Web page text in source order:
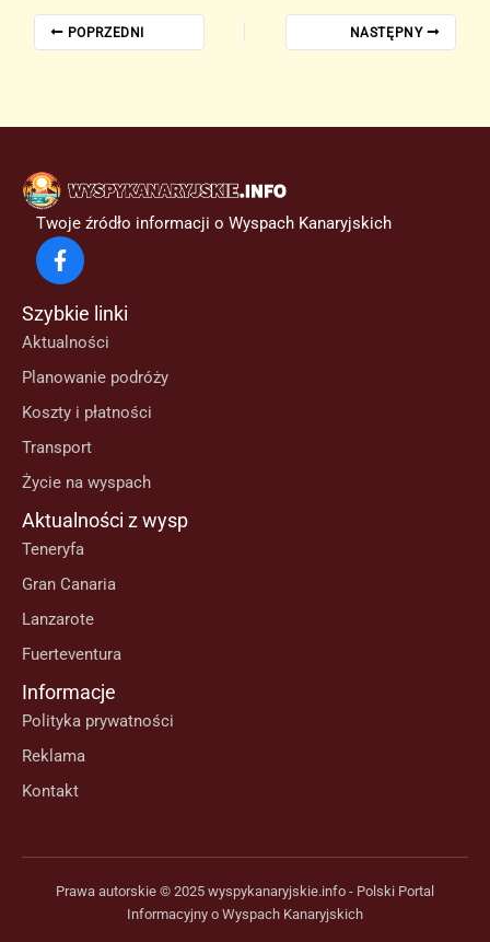
POPRZEDNI NASTĘPNY
Twoje źródło informacji o Wyspach Kanaryjskich
Szybkie linki
Aktualności
Planowanie podróży
Koszty i płatności
Transport
Życie na wyspach
Aktualności z wysp
Teneryfa
Gran Canaria
Lanzarote
Fuerteventura
Informacje
Polityka prywatności
Reklama
Kontakt
Prawa autorskie © 2025 wyspykanaryjskie.info - Polski Portal
Informacyjny o Wyspach Kanaryjskich